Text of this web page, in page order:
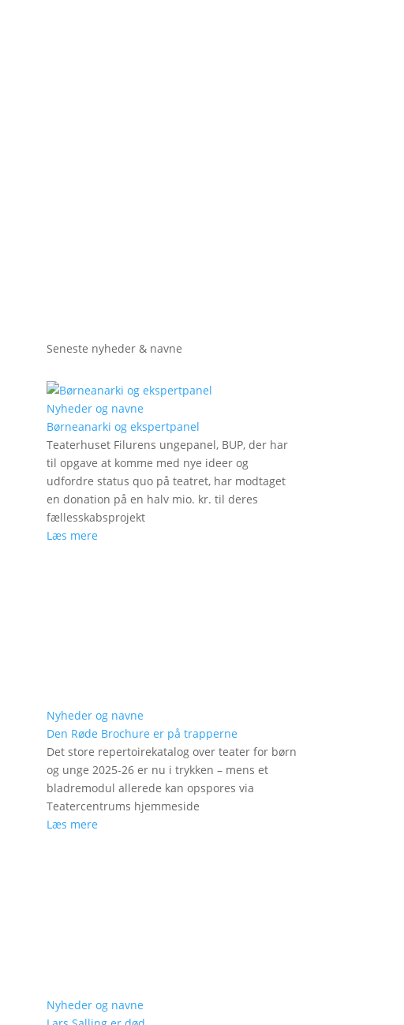
Seneste nyheder & navne
Nyheder og navne
Børneanarki og ekspertpanel
Teaterhuset Filurens ungepanel, BUP, der har
til opgave at komme med nye ideer og
udfordre status quo på teatret, har modtaget
en donation på en halv mio. kr. til deres
fællesskabsprojekt
Læs mere
Nyheder og navne
Den Røde Brochure er på trapperne
Det store repertoirekatalog over teater for børn
og unge 2025-26 er nu i trykken – mens et
bladremodul allerede kan opspores via
Teatercentrums hjemmeside
Læs mere
Nyheder og navne